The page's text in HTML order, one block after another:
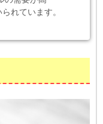
れています。